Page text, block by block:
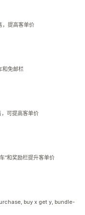
，提高客单价
和免邮栏
，可提高客单价
”和奖励栏提升客单价
buy x get y, bundle-